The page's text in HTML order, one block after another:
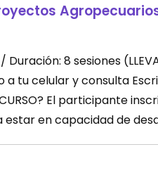
Duración: 8 sesiones
a tu celular y consulta
CURSO? El participante
en capacidad de